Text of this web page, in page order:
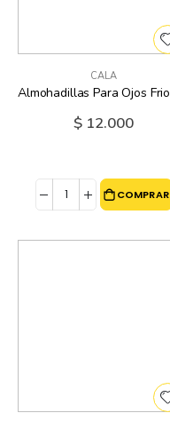
CALA
$ 12.000
COMPRAR